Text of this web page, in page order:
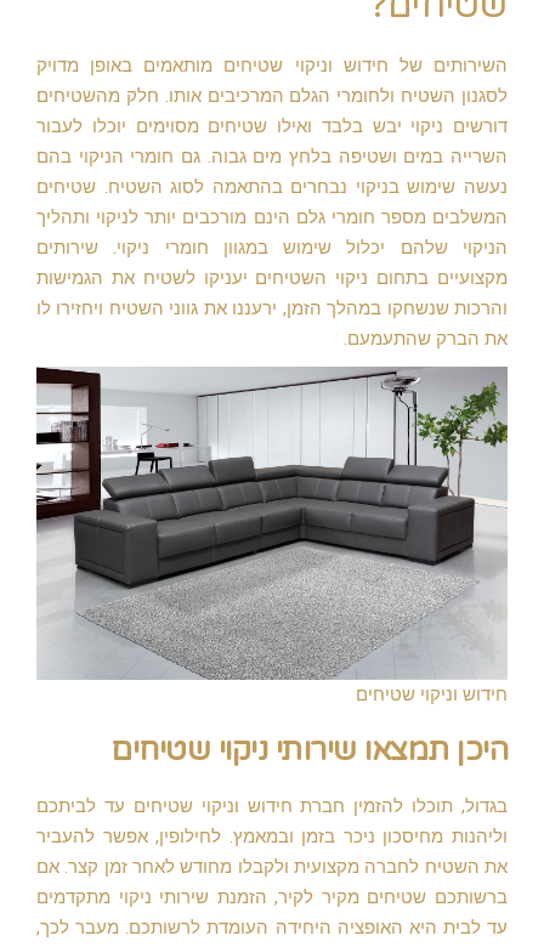
השירותים של חידוש וניקוי שטיחים מותאמים באופן מדויק
לסגנון השטיח ולחומרי הגלם המרכיבים אותו. חלק מהשטיחים
דורשים ניקוי יבש בלבד ואילו שטיחים מסוימים יוכלו לעבור
השרייה במים ושטיפה בלחץ מים גבוה. גם חומרי הניקוי בהם
נעשה שימוש בניקוי נבחרים בהתאמה לסוג השטיח. שטיחים
המשלבים מספר חומרי גלם הינם מורכבים יותר לניקוי ותהליך
הניקוי שלהם יכלול שימוש במגוון חומרי ניקוי. שירותים
מקצועיים בתחום ניקוי השטיחים יעניקו לשטיח את הגמישות
והרכות שנשחקו במהלך הזמן, ירעננו את גווני השטיח ויחזירו לו
את הברק שהתעמעם.
חידוש וניקוי שטיחים
היכן תמצאו שירותי ניקוי שטיחים
בגדול, תוכלו להזמין חברת חידוש וניקוי שטיחים עד לביתכם
וליהנות מחיסכון ניכר בזמן ובמאמץ. לחילופין, אפשר להעביר
את השטיח לחברה מקצועית ולקבלו מחודש לאחר זמן קצר. אם
ברשותכם שטיחים מקיר לקיר, הזמנת שירותי ניקוי מתקדמים
עד לבית היא האופציה היחידה העומדת לרשותכם. מעבר לכך,